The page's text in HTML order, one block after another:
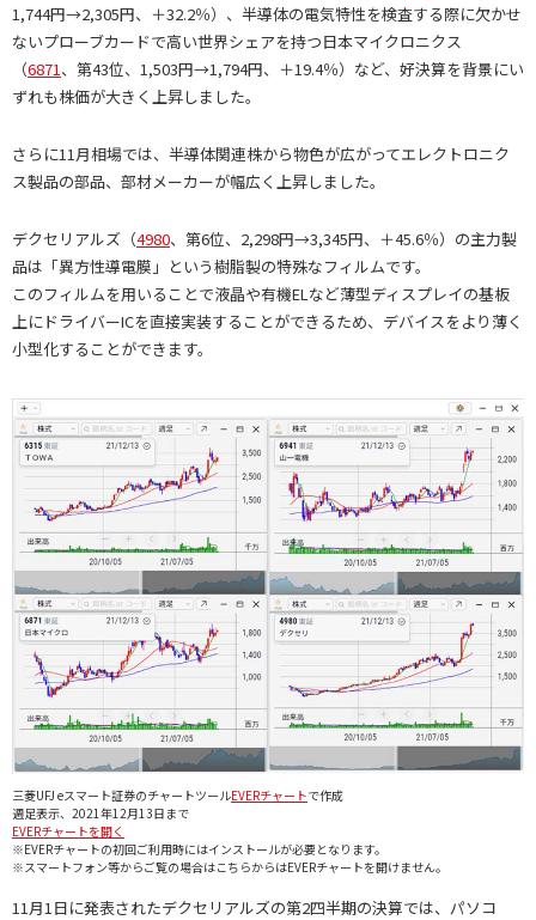
1,744円→2,305円、＋32.2％）、半導体の電気特性を検査する際に欠かせ
ないプローブカードで高い世界シェアを持つ日本マイクロニクス
（6871、第43位、1,503円→1,794円、＋19.4％）など、好決算を背景にい
ずれも株価が大きく上昇しました。
さらに11月相場では、半導体関連株から物色が広がってエレクトロニク
ス製品の部品、部材メーカーが幅広く上昇しました。
デクセリアルズ（4980、第6位、2,298円→3,345円、＋45.6％）の主力製
品は「異方性導電膜」という樹脂製の特殊なフィルムです。
このフィルムを用いることで液晶や有機ELなど薄型ディスプレイの基板
上にドライバーICを直接実装することができるため、デバイスをより薄く
小型化することができます。
三菱UFJ eスマート証券のチャートツールEVERチャートで作成
週足表示、2021年12月13日まで
EVERチャートを開く
※EVERチャートの初回ご利用時にはインストールが必要となります。
※スマートフォン等からご覧の場合はこちらからはEVERチャートを開けません。
11月1日に発表されたデクセリアルズの第2四半期の決算では、パソコ